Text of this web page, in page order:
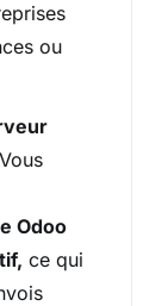
ou
Vous
Odoo
ce qui